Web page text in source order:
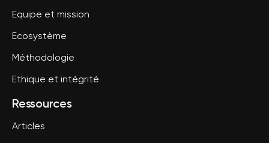
Equipe et mission
Ecosystème
Méthodologie
Ethique et intégrité
Ressources
Articles